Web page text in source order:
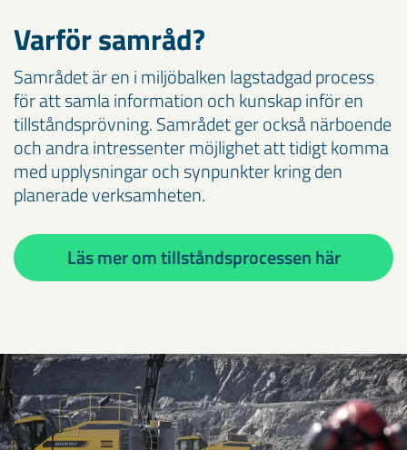
Varför samråd?
Samrådet är en i miljöbalken lagstadgad process
för att samla information och kunskap inför en
tillståndsprövning. Samrådet ger också närboende
och andra intressenter möjlighet att tidigt komma
med upplysningar och synpunkter kring den
planerade verksamheten.
Läs mer om tillståndsprocessen här